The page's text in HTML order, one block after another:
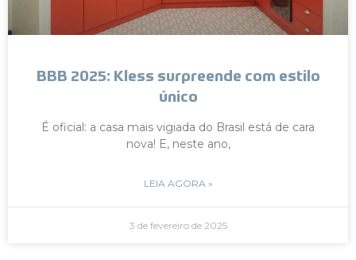
BBB 2025: Kless surpreende com estilo
único
É oficial: a casa mais vigiada do Brasil está de cara
nova! E, neste ano,
LEIA AGORA »
3 de fevereiro de 2025